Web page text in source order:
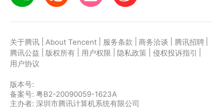
关于腾讯 About Tencent 服务条款 商务洽谈 腾讯招聘
腾讯公益
版权所有 用户权限 隐私政策 侵权投诉指引
用户协议
版本号:
备案号: 粤B2-20090059-1623A
主办者: 深圳市腾讯计算机系统有限公司